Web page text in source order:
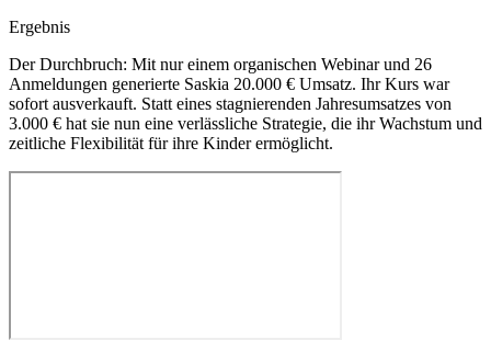
Ergebnis
Der Durchbruch: Mit nur einem organischen Webinar und 26
Anmeldungen generierte Saskia 20.000 € Umsatz. Ihr Kurs war
sofort ausverkauft. Statt eines stagnierenden Jahresumsatzes von
3.000 € hat sie nun eine verlässliche Strategie, die ihr Wachstum und
zeitliche Flexibilität für ihre Kinder ermöglicht.